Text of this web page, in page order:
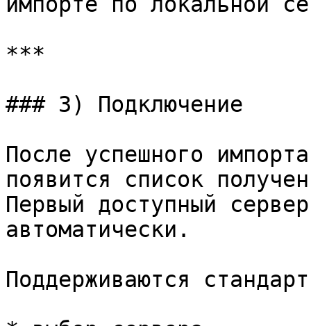
***
### 3) Подключение
После успешного
появится список
Первый доступный
автоматически.
Поддерживаются